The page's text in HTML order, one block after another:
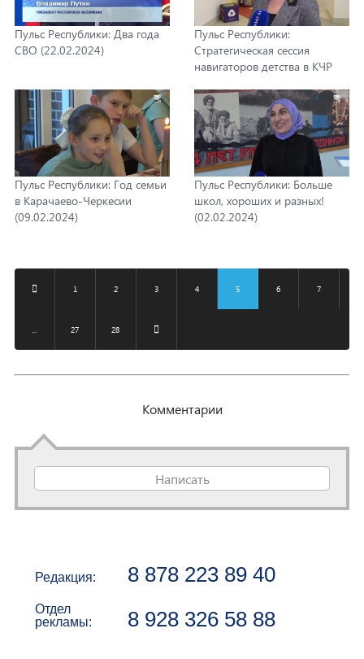
Пульс Республики: Два года
СВО (22.02.2024)
Пульс Республики:
Стратегическая сессия
навигаторов детства в КЧР
Пульс Республики: Год семьи
в Карачаево-Черкесии
(09.02.2024)
Пульс Республики: Больше
школ, хороших и разных!
(02.02.2024)
1 2 3 4 5 6 7
27 28
Комментарии
Написать
Редакция: 8 878 223 89 40
Отдел
рекламы:
8 928 326 58 88